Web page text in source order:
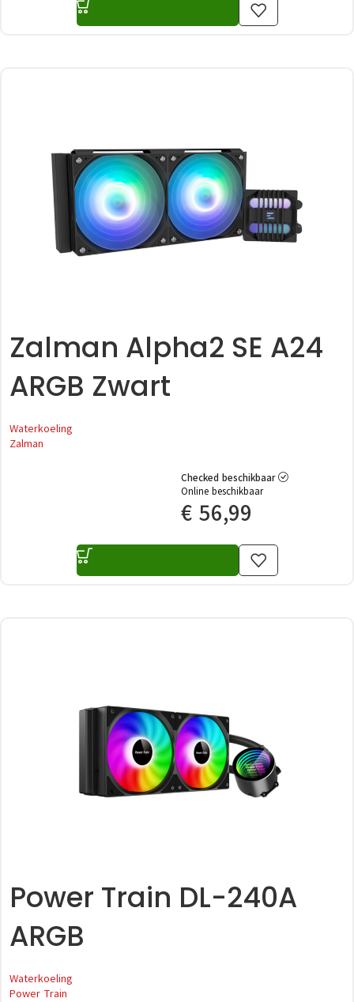
Zalman Alpha2 SE A24
ARGB Zwart
Waterkoeling
Zalman
Checked beschikbaar
Online beschikbaar
€ 56,99
Power Train DL-240A
ARGB
Waterkoeling
Power Train